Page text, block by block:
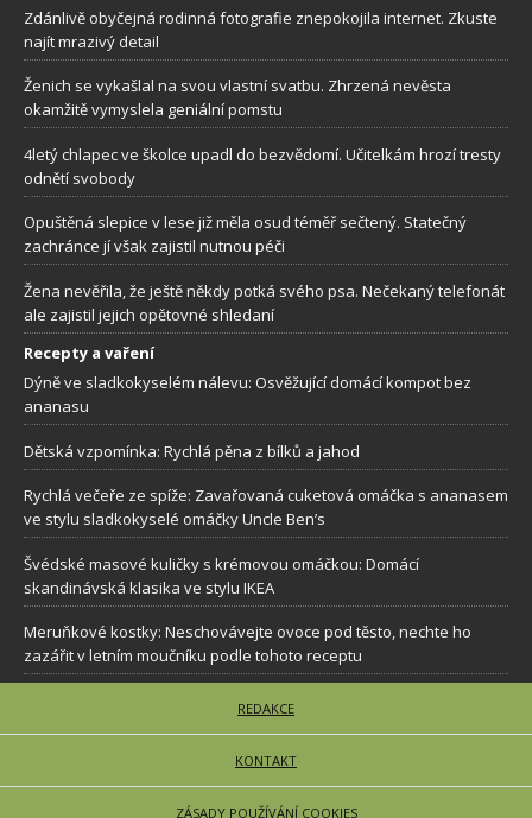
Zdánlivě obyčejná rodinná fotografie znepokojila internet. Zkuste
najít mrazivý detail
Ženich se vykašlal na svou vlastní svatbu. Zhrzená nevěsta
okamžitě vymyslela geniální pomstu
4letý chlapec ve školce upadl do bezvědomí. Učitelkám hrozí tresty
odnětí svobody
Opuštěná slepice v lese již měla osud téměř sečtený. Statečný
zachránce jí však zajistil nutnou péči
Žena nevěřila, že ještě někdy potká svého psa. Nečekaný telefonát
ale zajistil jejich opětovné shledaní
Recepty a vaření
Dýně ve sladkokyselém nálevu: Osvěžující domácí kompot bez
ananasu
Dětská vzpomínka: Rychlá pěna z bílků a jahod
Rychlá večeře ze spíže: Zavařovaná cuketová omáčka s ananasem
ve stylu sladkokyselé omáčky Uncle Ben’s
Švédské masové kuličky s krémovou omáčkou: Domácí
skandinávská klasika ve stylu IKEA
Meruňkové kostky: Neschovávejte ovoce pod těsto, nechte ho
zazářit v letním moučníku podle tohoto receptu
REDAKCE
KONTAKT
ZÁSADY POUŽÍVÁNÍ COOKIES